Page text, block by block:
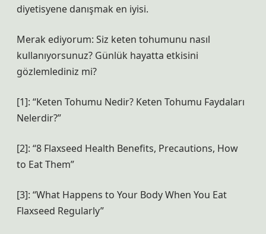
diyetisyene danışmak en iyisi.
Merak ediyorum: Siz keten tohumunu nasıl
kullanıyorsunuz? Günlük hayatta etkisini
gözlemlediniz mi?
[1]: “Keten Tohumu Nedir? Keten Tohumu Faydaları
Nelerdir?”
[2]: “8 Flaxseed Health Benefits, Precautions, How
to Eat Them”
[3]: “What Happens to Your Body When You Eat
Flaxseed Regularly”